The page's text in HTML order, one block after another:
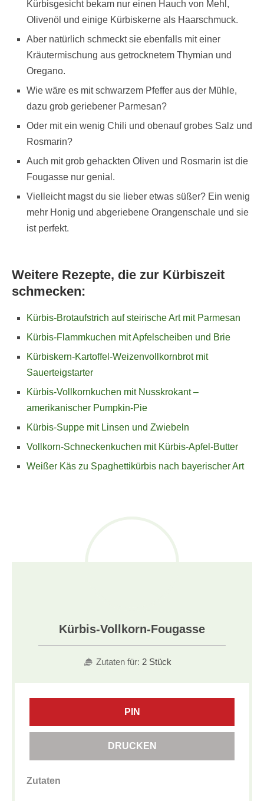
Kürbisgesicht bekam nur einen Hauch von Mehl,
Olivenöl und einige Kürbiskerne als Haarschmuck.
Aber natürlich schmeckt sie ebenfalls mit einer
Kräutermischung aus getrocknetem Thymian und
Oregano.
Wie wäre es mit schwarzem Pfeffer aus der Mühle,
dazu grob geriebener Parmesan?
Oder mit ein wenig Chili und obenauf grobes Salz und
Rosmarin?
Auch mit grob gehackten Oliven und Rosmarin ist die
Fougasse nur genial.
Vielleicht magst du sie lieber etwas süßer? Ein wenig
mehr Honig und abgeriebene Orangenschale und sie
ist perfekt.
Weitere Rezepte, die zur Kürbiszeit
schmecken:
Kürbis-Brotaufstrich auf steirische Art mit Parmesan
Kürbis-Flammkuchen mit Apfelscheiben und Brie
Kürbiskern-Kartoffel-Weizenvollkornbrot mit
Sauerteigstarter
Kürbis-Vollkornkuchen mit Nusskrokant –
amerikanischer Pumpkin-Pie
Kürbis-Suppe mit Linsen und Zwiebeln
Vollkorn-Schneckenkuchen mit Kürbis-Apfel-Butter
Weißer Käs zu Spaghettikürbis nach bayerischer Art
Kürbis-Vollkorn-Fougasse
Zutaten für: 2 Stück
PIN
DRUCKEN
Zutaten